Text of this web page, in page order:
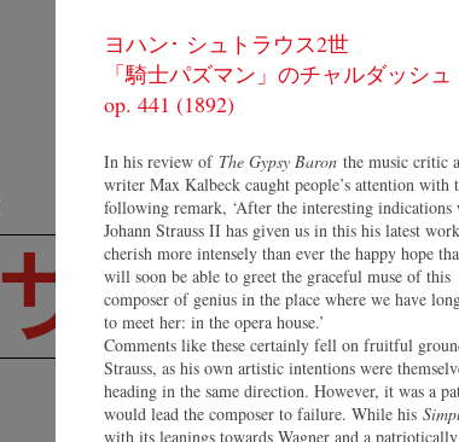
ヨハン･ シュトラウス2世
「騎士パズマン」のチャルダッシュ
op. 441 (1892)
In his review of The Gypsy Baron the music critic
writer Max Kalbeck caught people’s attention with
following remark, ‘After the interesting indications
Johann Strauss II has given us in this his latest
cherish more intensely than ever the happy hope
will soon be able to greet the graceful muse of this
composer of genius in the place where we have
to meet her: in the opera house.’
Comments like these certainly fell on fruitful
Strauss, as his own artistic intentions were
heading in the same direction. However, it was a
would lead the composer to failure. While his
with its leanings towards Wagner and a
コンサート
オーケストラ
メディア
ショップ
プ